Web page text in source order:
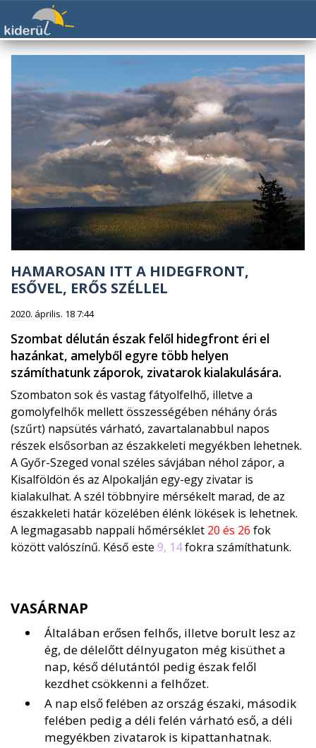
HAMAROSAN ITT A HIDEGFRONT,
ESŐVEL, ERŐS SZÉLLEL
2020. április. 18 7:44
Szombat délután észak felől hidegfront éri el
hazánkat, amelyből egyre több helyen
számíthatunk záporok, zivatarok kialakulására.
Szombaton sok és vastag fátyolfelhő, illetve a
gomolyfelhők mellett összességében néhány órás
(szűrt) napsütés várható, zavartalanabbul napos
részek elsősorban az északkeleti megyékben lehetnek.
A Győr-Szeged vonal széles sávjában néhol zápor, a
Kisalföldön és az Alpokalján egy-egy zivatar is
kialakulhat. A szél többnyire mérsékelt marad, de az
északkeleti határ közelében élénk lökések is lehetnek.
A legmagasabb nappali hőmérséklet 20 és 26 fok
között valószínű. Késő este 9, 14fokra számíthatunk.
VASÁRNAP
Általában erősen felhős, illetve borult lesz az
ég, de délelőtt délnyugaton még kisüthet a
nap, késő délutántól pedig észak felől
kezdhet csökkenni a felhőzet.
A nap első felében az ország északi, második
felében pedig a déli felén várható eső, a déli
megyékben zivatarok is kipattanhatnak.